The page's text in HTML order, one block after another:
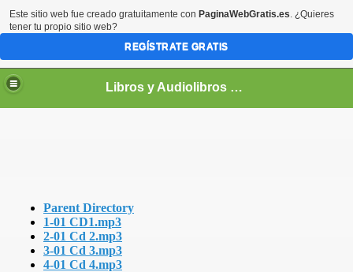
Libros y Audiolibros Para emprendedores
Parent Directory
1-01 CD1.mp3
2-01 Cd 2.mp3
3-01 Cd 3.mp3
4-01 Cd 4.mp3
Este sitio web fue creado gratuitamente con PaginaWebGratis.es. ¿Quieres
tener tu propio sitio web?
REGÍSTRATE GRATIS